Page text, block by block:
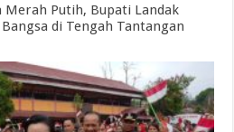
Merah Putih, Bupati Landak
di Tengah Tantangan